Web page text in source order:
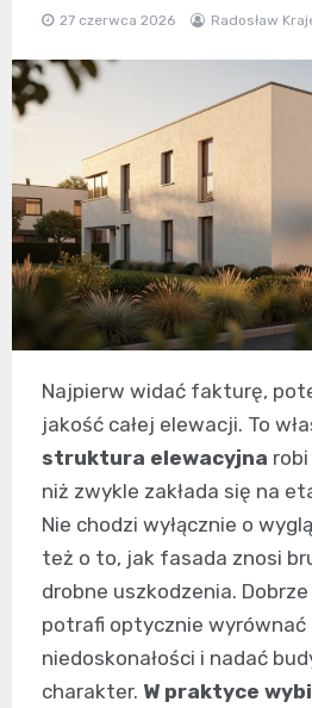
27 czerwca 2026 Radosław
Najpierw widać fakturę,
jakość całej elewacji. To
struktura elewacyjna
niż zwykle zakłada się na
Nie chodzi wyłącznie o
też o to, jak fasada znosi
drobne uszkodzenia.
potrafi optycznie wyrównać
niedoskonałości i nadać
charakter. W praktyce